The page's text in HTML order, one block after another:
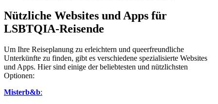
Nützliche Websites und Apps für
LSBTQIA-Reisende
Um Ihre Reiseplanung zu erleichtern und queerfreundliche
Unterkünfte zu finden, gibt es verschiedene spezialisierte Websites
und Apps. Hier sind einige der beliebtesten und nützlichsten
Optionen:
Misterb&b: